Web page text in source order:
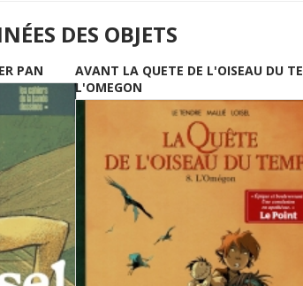
DES OBJETS
PAN
AVANT LA QUETE DE L'OISEAU DU
L'OMEGON